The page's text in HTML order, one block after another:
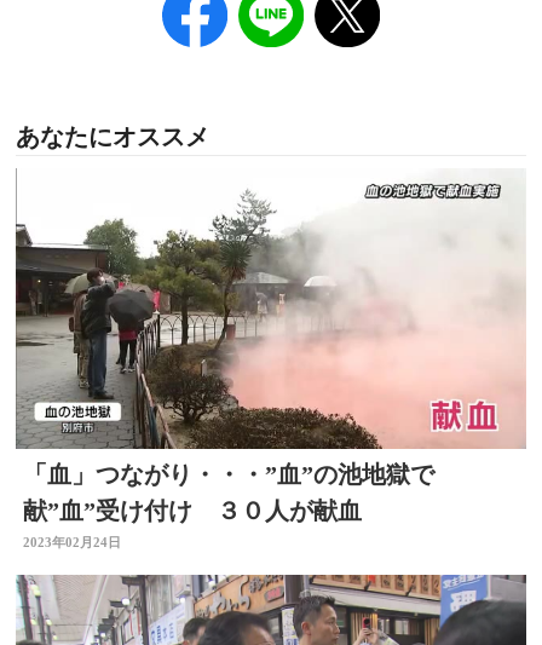
あなたにオススメ
「血」つながり・・・”血”の池地獄で
献”血”受け付け ３０人が献血
2023年02月24日